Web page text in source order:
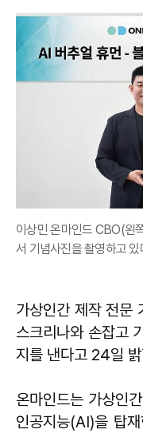
이상민 온마인드 CBO(왼
서 기념사진을 촬영하고
가상인간 제작 전문
스크리나와 손잡고
지를 낸다고 24일
온마인드는 가상인
인공지능(AI)을 탑